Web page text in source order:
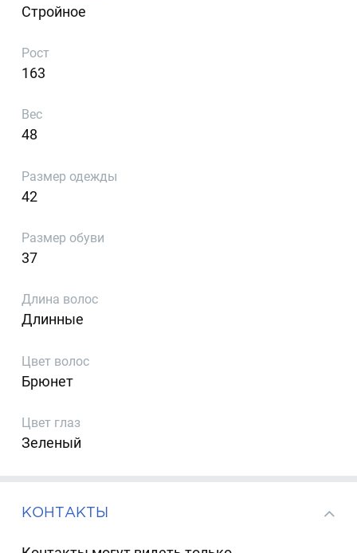
Стройное
Рост
163
Вес
48
Размер одежды
42
Размер обуви
37
Длина волос
Длинные
Цвет волос
Брюнет
Цвет глаз
Зеленый
КОНТАКТЫ